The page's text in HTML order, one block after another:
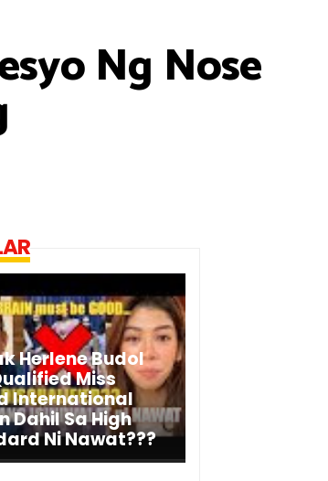
Ng Nose
Herlene Budol
Miss
International
Dahil Sa High
Ni Nawat???